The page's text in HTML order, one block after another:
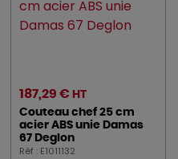
187,29 € HT
Couteau chef 25 cm
acier ABS unie Damas
67 Deglon
Réf : E1011132